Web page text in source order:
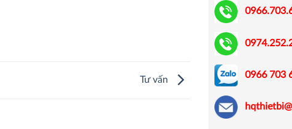
Tư vấn
0966 703